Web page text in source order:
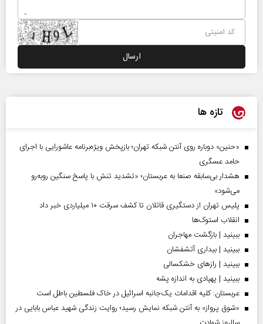
تازه ها
«حنین» دوباره روی آنتن شبکه تهران؛ بازپخش ویژه‌برنامه عاشورایی با اجرای
حامد عسگری
هشدار بی‌سابقه صنعا به عربستان؛ «تشدید تنش با پاسخ سنگین روبه‌رو
می‌شود»
پلیس تهران از دستگیری قاتلان تا کشف سرقت ۱۰ میلیاردی خبر داد
انقلاب استوک‌ها
ببینید | بازگشت مهاجران
ببینید | بیداری آتشفشان
ببینید | رازهای خشکسالی
ببینید | پهپادی به اندازه پشه
عربستان: کلیه اقدامات یک‌جانبه اسرائیل در خاک فلسطین باطل است
«شوق پرواز» به آنتن شبکه نمایش رسید؛ روایت زندگی شهید عباس بابایی در